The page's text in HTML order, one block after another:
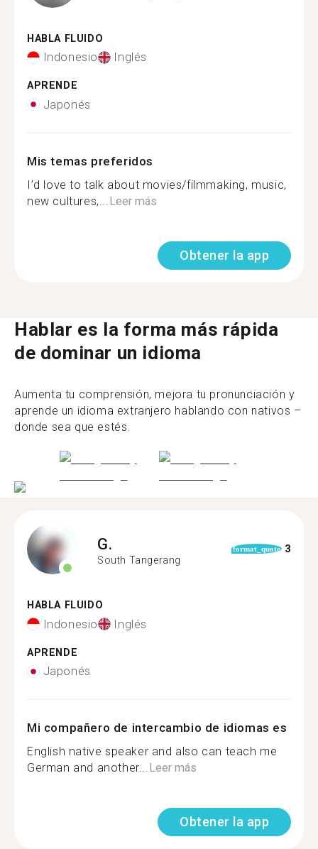
HABLA FLUIDO
Indonesio Inglés
APRENDE
Japonés
Mis temas preferidos
I’d love to talk about movies/filmmaking, music,
new cultures,... Leer más
Obtener la app
Hablar es la forma más rápida
de dominar un idioma
Aumenta tu comprensión, mejora tu pronunciación y
aprende un idioma extranjero hablando con nativos –
donde sea que estés.
G.
South Tangerang
format_quote 3
HABLA FLUIDO
Indonesio Inglés
APRENDE
Japonés
Mi compañero de intercambio de idiomas es
English native speaker and also can teach me
German and another...Leer más
Obtener la app